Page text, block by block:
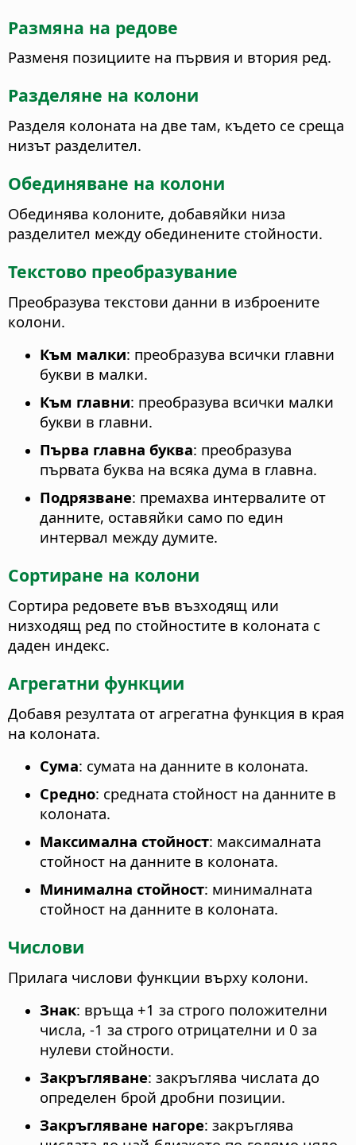
Размяна на редове
Разменя позициите на първия и втория ред.
Разделяне на колони
Разделя колоната на две там, където се среща
низът разделител.
Обединяване на колони
Обединява колоните, добавяйки низа
разделител между обединените стойности.
Текстово преобразувание
Преобразува текстови данни в изброените
колони.
Към малки: преобразува всички главни
букви в малки.
Към главни: преобразува всички малки
букви в главни.
Първа главна буква: преобразува
първата буква на всяка дума в главна.
Подрязване: премахва интервалите от
данните, оставяйки само по един
интервал между думите.
Сортиране на колони
Сортира редовете във възходящ или
низходящ ред по стойностите в колоната с
даден индекс.
Агрегатни функции
Добавя резултата от агрегатна функция в края
на колоната.
Сума: сумата на данните в колоната.
Средно: средната стойност на данните в
колоната.
Максимална стойност: максималната
стойност на данните в колоната.
Минимална стойност: минималната
стойност на данните в колоната.
Числови
Прилага числови функции върху колони.
Знак: връща +1 за строго положителни
числа, -1 за строго отрицателни и 0 за
нулеви стойности.
Закръгляване: закръглява числата до
определен брой дробни позиции.
Закръгляване нагоре: закръглява